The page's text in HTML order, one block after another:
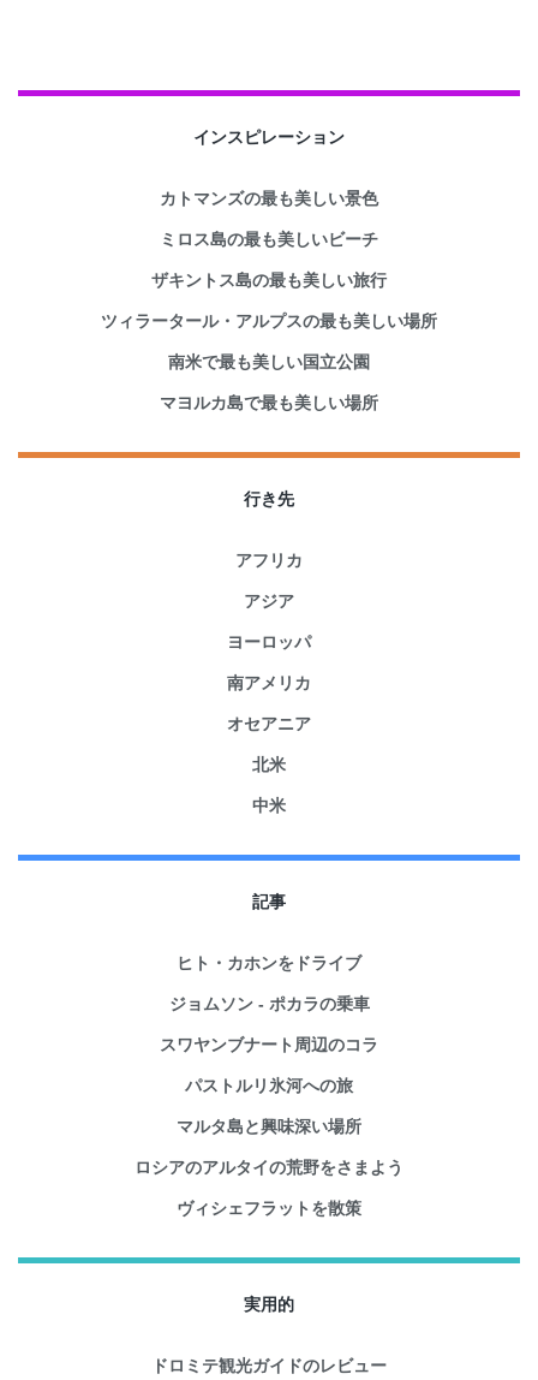
インスピレーション
カトマンズの最も美しい景色
ミロス島の最も美しいビーチ
ザキントス島の最も美しい旅行
ツィラータール・アルプスの最も美しい場所
南米で最も美しい国立公園
マヨルカ島で最も美しい場所
行き先
アフリカ
アジア
ヨーロッパ
南アメリカ
オセアニア
北米
中米
記事
ヒト・カホンをドライブ
ジョムソン - ポカラの乗車
スワヤンブナート周辺のコラ
パストルリ氷河への旅
マルタ島と興味深い場所
ロシアのアルタイの荒野をさまよう
ヴィシェフラットを散策
実用的
ドロミテ観光ガイドのレビュー